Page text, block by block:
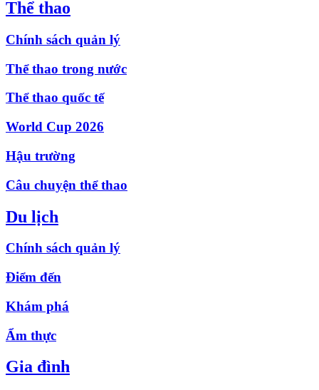
Thể thao
Chính sách quản lý
Thể thao trong nước
Thể thao quốc tế
World Cup 2026
Hậu trường
Câu chuyện thể thao
Du lịch
Chính sách quản lý
Điểm đến
Khám phá
Ẩm thực
Gia đình